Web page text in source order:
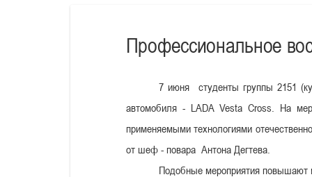
Профессиональное
7 июня студенты группы 2151
автомобиля - LADA Vesta Cross. На
применяемыми технологиями
от шеф - повара Антона Дегтева.
Подобные мероприятия повышают